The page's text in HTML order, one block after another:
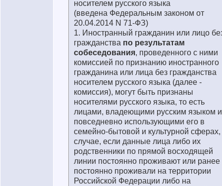
носителем русского языка
(введена Федеральным законом от
20.04.2014 N 71-ФЗ)
1. Иностранный гражданин или лицо
гражданства по результатам
собеседования, проведенного с ними
комиссией по признанию иностранного
гражданина или лица без гражданства
носителем русского языка (далее -
комиссия), могут быть признаны
носителями русского языка, то есть
лицами, владеющими русским языком и
повседневно использующими его в
семейно-бытовой и культурной сферах,
случае, если данные лица либо их
родственники по прямой восходящей
линии постоянно проживают или ранее
постоянно проживали на территории
Российской Федерации либо на